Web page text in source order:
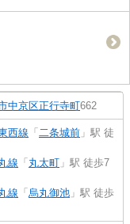
中京区正行寺町662
西線 「 二条城前 」駅 徒
線 「 丸太町 」駅 徒歩7
線 「 烏丸御池 」駅 徒歩